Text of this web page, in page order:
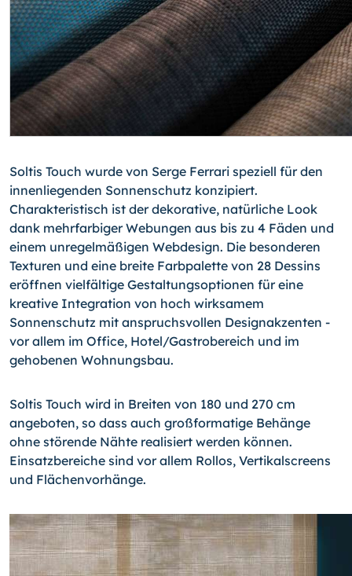
Soltis Touch wurde von Serge Ferrari speziell für den
innenliegenden Sonnenschutz konzipiert.
Charakteristisch ist der dekorative, natürliche Look
dank mehrfarbiger Webungen aus bis zu 4 Fäden und
einem unregelmäßigen Webdesign. Die besonderen
Texturen und eine breite Farbpalette von 28 Dessins
eröffnen vielfältige Gestaltungsoptionen für eine
kreative Integration von hoch wirksamem
Sonnenschutz mit anspruchsvollen Designakzenten -
vor allem im Office, Hotel/Gastrobereich und im
gehobenen Wohnungsbau.
Soltis Touch wird in Breiten von 180 und 270 cm
angeboten, so dass auch großformatige Behänge
ohne störende Nähte realisiert werden können.
Einsatzbereiche sind vor allem Rollos, Vertikalscreens
und Flächenvorhänge.